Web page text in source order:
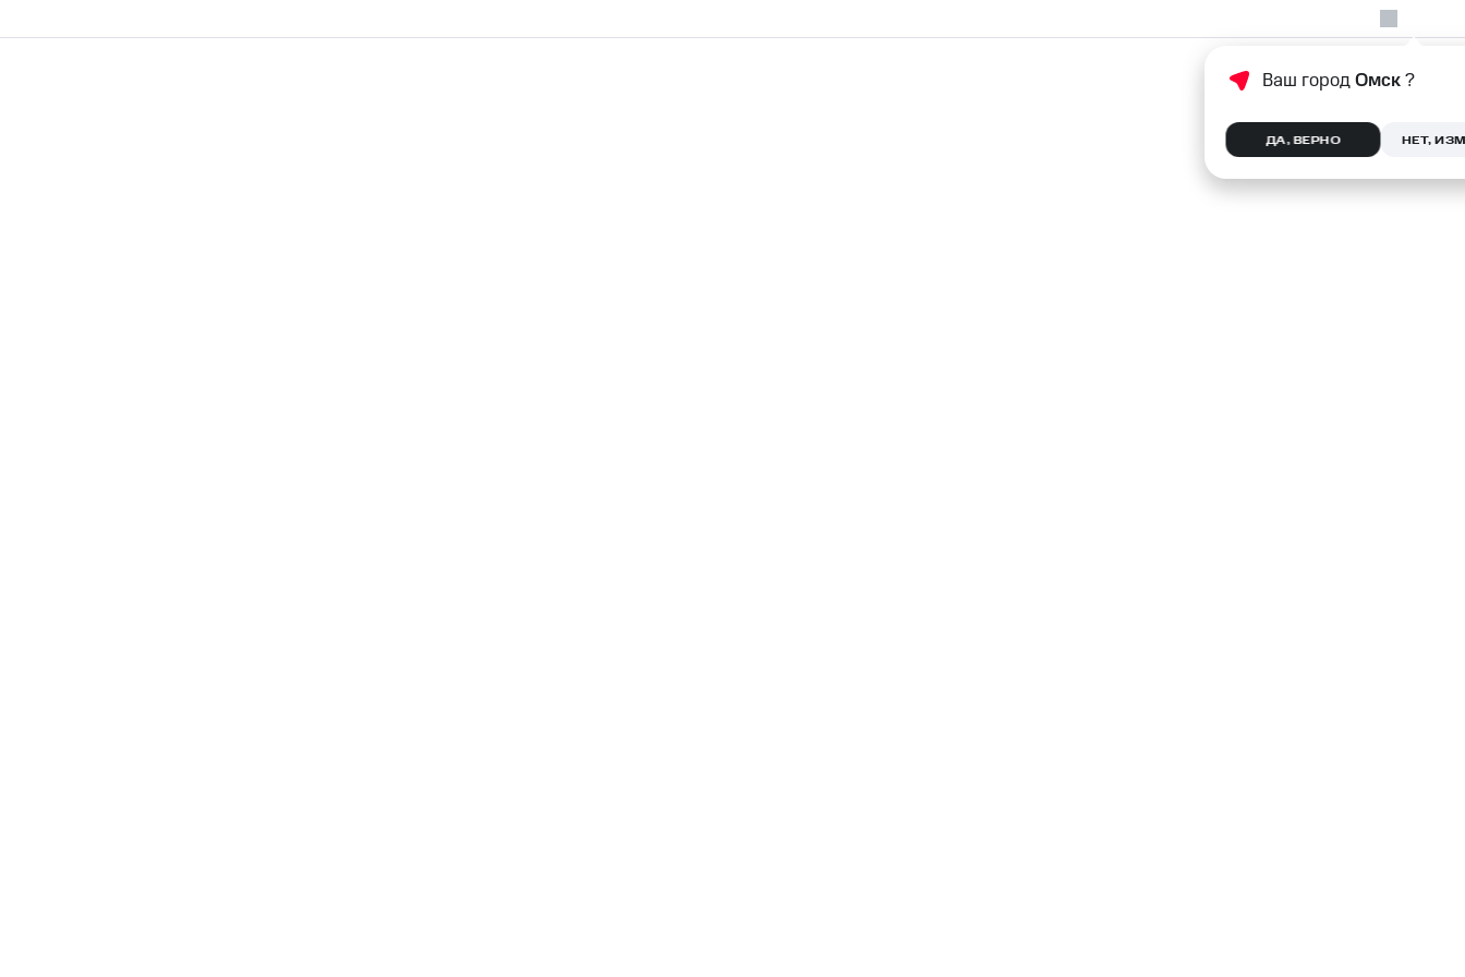
Ваш городОмск?
ДА, ВЕРНО НЕТ,